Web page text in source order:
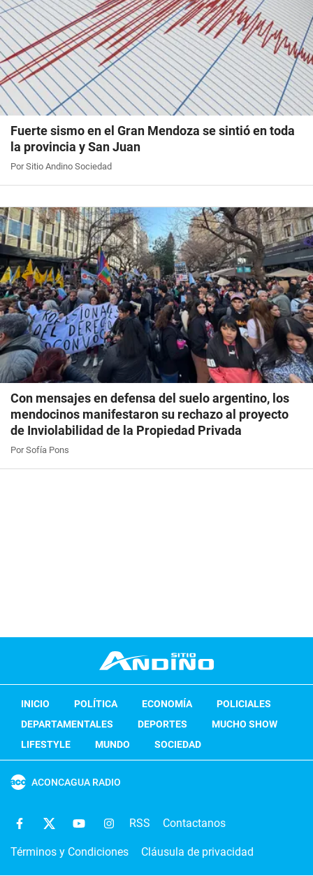
Fuerte sismo en el Gran Mendoza se sintió en toda
la provincia y San Juan
Por Sitio Andino Sociedad
Con mensajes en defensa del suelo argentino, los
mendocinos manifestaron su rechazo al proyecto
de Inviolabilidad de la Propiedad Privada
Por Sofía Pons
INICIO POLÍTICA ECONOMÍA
POLICIALES
DEPARTAMENTALES
DEPORTES
MUCHO SHOW
LIFESTYLE
MUNDO SOCIEDAD
ACONCAGUA RADIO
RSS Contactanos
Términos y Condiciones Cláusula de privacidad